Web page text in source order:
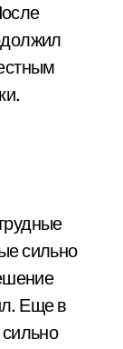
сильно
Еще в